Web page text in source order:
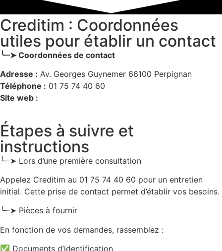
Creditim : Coordonnées
utiles pour établir un contact
╰┈➤ Coordonnées de contact
Adresse : Av. Georges Guynemer 66100 Perpignan
Téléphone : 01 75 74 40 60
Site web :
Étapes à suivre et
instructions
╰┈➤ Lors d’une première consultation
Appelez Creditim au 01 75 74 40 60 pour un entretien
initial. Cette prise de contact permet d’établir vos besoins.
╰┈➤ Pièces à fournir
En fonction de vos demandes, rassemblez :
✅ Documents d’identification